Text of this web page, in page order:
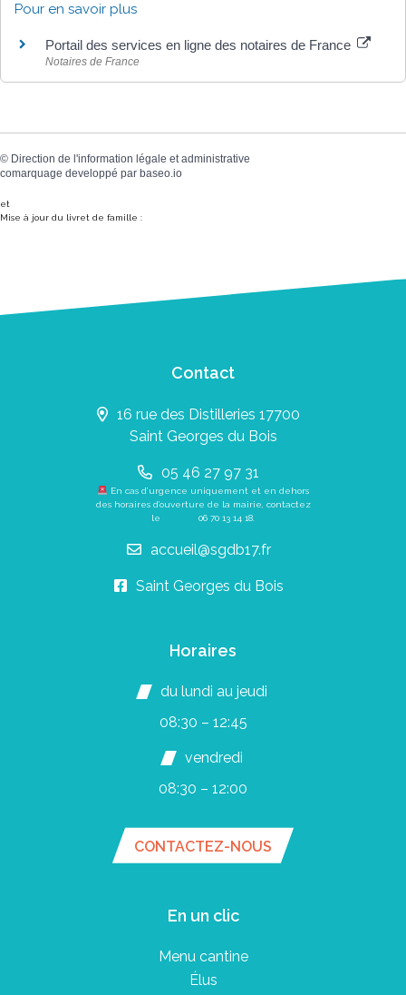
Pour en savoir plus
Portail des services en ligne des notaires de France
Notaires de France
© Direction de l'information légale et administrative
comarquage developpé par baseo.io
et
Mise à jour du livret de famille :
Contact
16 rue des Distilleries 17700
Saint Georges du Bois
05 46 27 97 31
En cas d’urgence uniquement et en dehors
des horaires d’ouverture de la mairie, contactez
le 06 70 13 14 18
accueil@sgdb17.fr
Saint Georges du Bois
Horaires
du lundi au jeudi
08:30 – 12:45
vendredi
08:30 – 12:00
CONTACTEZ-NOUS
En un clic
Menu cantine
Élus